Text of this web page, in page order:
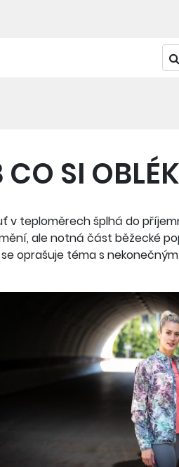
SI
v teploměrech šplhá do
ale notná část běžecké
oprašuje téma s